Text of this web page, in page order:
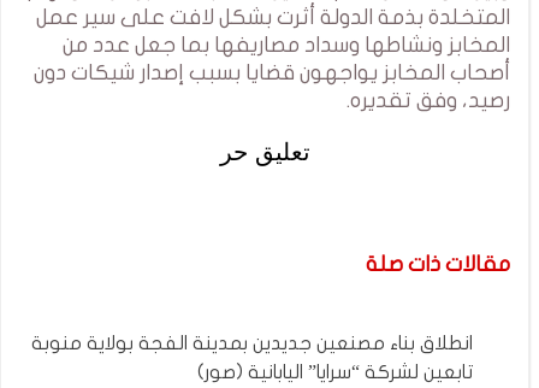
المتخلدة بذمة الدولة أثرت بشكل لافت على سير عمل
المخابز ونشاطها وسداد مصاريفها بما جعل عدد من
أصحاب المخابز يواجهون قضايا بسبب إصدار شيكات دون
رصيد، وفق تقديره.
تعليق حر
مقالات ذات صلة
انطلاق بناء مصنعين جديدين بمدينة الفجة بولاية منوبة
تابعين لشركة “سرايا” اليابانية (صور)